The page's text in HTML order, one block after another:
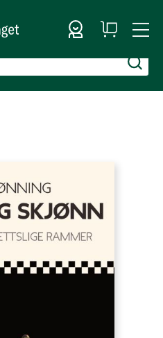
Logg inn
Handlekurv